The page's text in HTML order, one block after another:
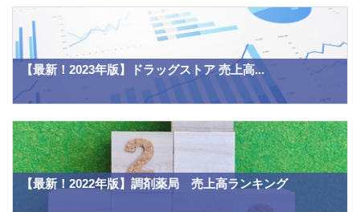
【最新！2023年版】ドラッグストア 売上高...
【最新！2022年版】調剤薬局 売上高ランキング